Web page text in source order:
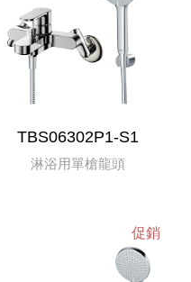
TBS06302P1-S1
淋浴用單槍龍頭